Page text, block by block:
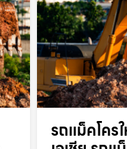
รถแม็คโคร